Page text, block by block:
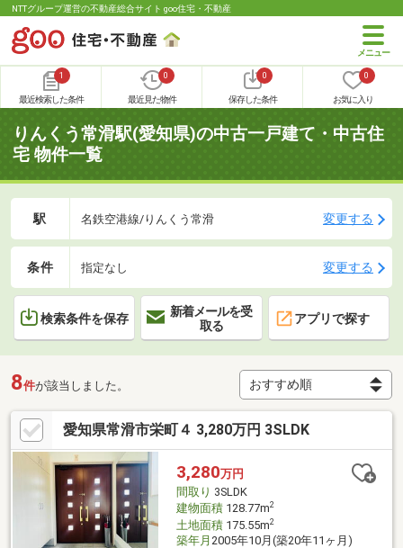
NTTグループ運営の不動産総合サイト goo住宅・不動産
1
最近検索した条件
0
最近見た物件
0
保存した条件
0
お気に入り
りんくう常滑駅(愛知県)の中古一戸建て・中古住
宅 物件一覧
駅 名鉄空港線/りんくう常滑 変更する
条件 指定なし 変更する
検索条件を保存
新着メールを受
取る
アプリで探す
8件が該当しました。
愛知県常滑市栄町４ 3,280万円 3SLDK
3,280万円
間取り 3SLDK
建物面積128.77m2
土地面積175.55m2
築年月 2005年10月(築20年11ヶ月)